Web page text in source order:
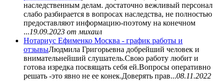
наследственным делам. достаточно вежливый персонал
слабо разбирается в вопросах наследства, не полностью
предоставляют информацию-поэтому на конечном
...19.09.2023 от михаил
Нотариус Ефименко Москва - график работы и
отзывыЛюдмила Григорьевна добрейший человек и
внимательнейший слушатель.Свою работу любит и
готова изредка посвящать себя ей.Вопросы оперативно
решать -это явно не ее конек.Доверять прав...08.11.2022